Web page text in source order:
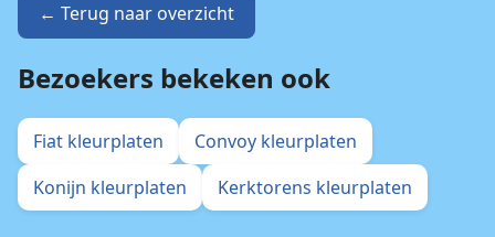
← Terug naar overzicht
Bezoekers bekeken ook
Fiat kleurplaten
Convoy kleurplaten
Konijn kleurplaten
Kerktorens kleurplaten